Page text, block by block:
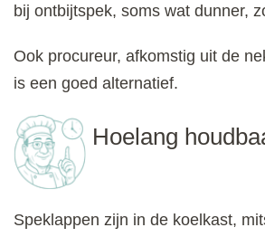
bij ontbijtspek, soms wat dunner,
Ook procureur, afkomstig uit de
is een goed alternatief.
Hoelang
Speklappen zijn in de koelkast,